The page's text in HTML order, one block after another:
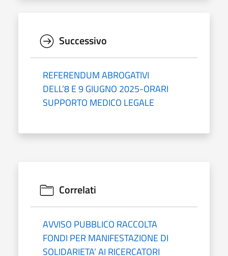
Successivo
REFERENDUM ABROGATIVI
DELL’8 E 9 GIUGNO 2025-ORARI
SUPPORTO MEDICO LEGALE
Correlati
AVVISO PUBBLICO RACCOLTA
FONDI PER MANIFESTAZIONE DI
SOLIDARIETA’ AI RICERCATORI